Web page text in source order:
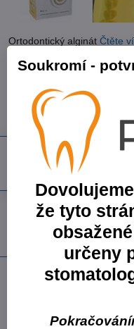
Ortodontický alginát Čtěte
399 Kč
329,75 Kč bez DPH
Přidat k Oblíbeným
Zhermack SpA
materiál pro rychlou
Soukromí -
že tyto
určeny